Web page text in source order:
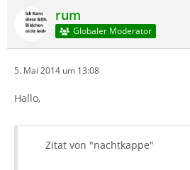
rum
Globaler Moderator
5. Mai 2014 um 13:08
Hallo,
Zitat von "nachtkappe"